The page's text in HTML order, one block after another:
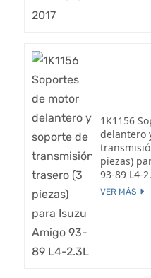
1K1156
delantero
piezas)
93-89 L4-
VER MÁS